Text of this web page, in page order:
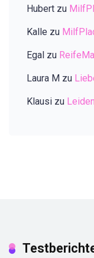
Hubert zu
Kalle zu
Egal zu
Laura M zu
Klausi zu